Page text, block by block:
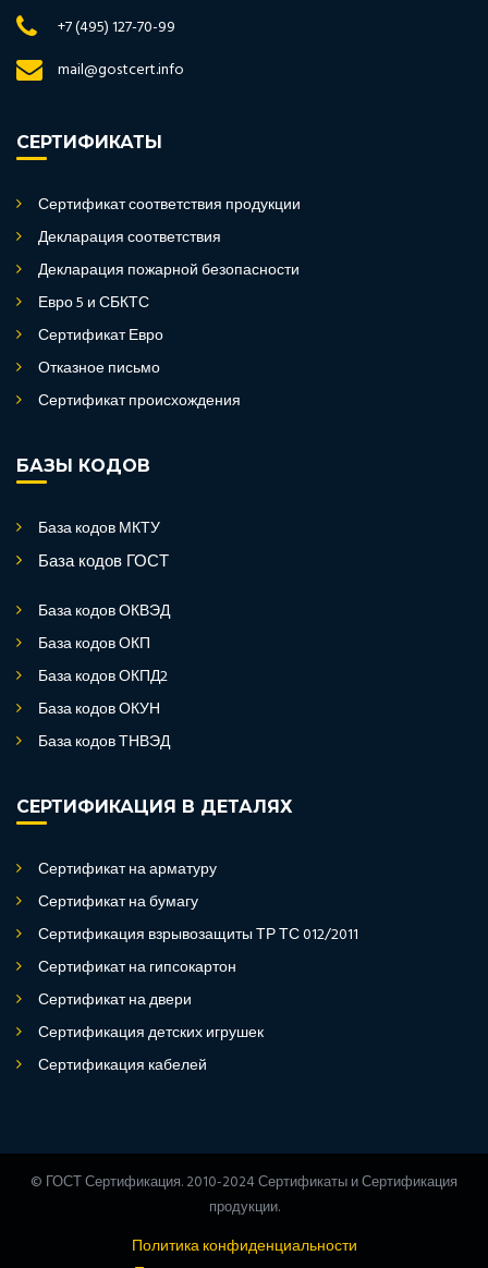
+7 (495) 127-70-99
mail@gostcert.info
СЕРТИФИКАТЫ
Сертификат соответствия продукции
Декларация соответствия
Декларация пожарной безопасности
Евро 5 и СБКТС
Сертификат Евро
Отказное письмо
Сертификат происхождения
БАЗЫ КОДОВ
База кодов МКТУ
База кодов ГОСТ
База кодов ОКВЭД
База кодов ОКП
База кодов ОКПД2
База кодов ОКУН
База кодов ТНВЭД
СЕРТИФИКАЦИЯ В ДЕТАЛЯХ
Сертификат на арматуру
Сертификат на бумагу
Сертификация взрывозащиты ТР ТС 012/2011
Сертификат на гипсокартон
Сертификат на двери
Сертификация детских игрушек
Сертификация кабелей
© ГОСТ Сертификация. 2010-2024 Сертификаты и Сертификация
продукции.
Политика конфиденциальности